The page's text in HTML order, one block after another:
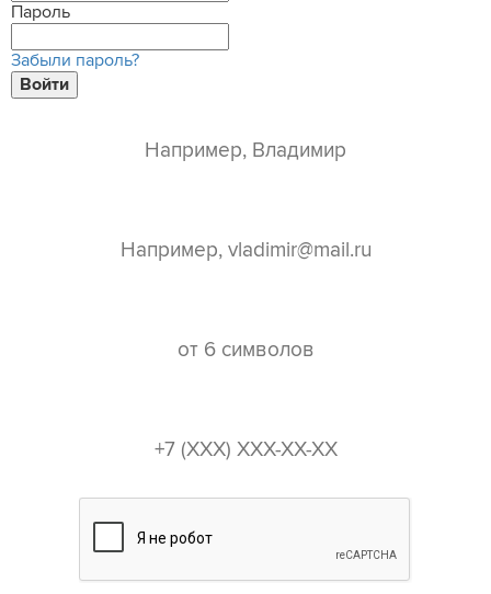
Пароль
Забыли пароль?
Войти